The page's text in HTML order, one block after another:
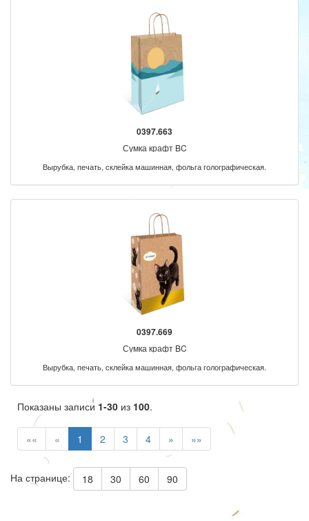
0397.663
Сумка крафт BC
Вырубка, печать, склейка машинная, фольга голографическая.
0397.669
Сумка крафт BC
Вырубка, печать, склейка машинная, фольга голографическая.
Показаны записи 1-30 из 100.
«« « 1 2 3 4 » »»
На странице: 18 30 60 90